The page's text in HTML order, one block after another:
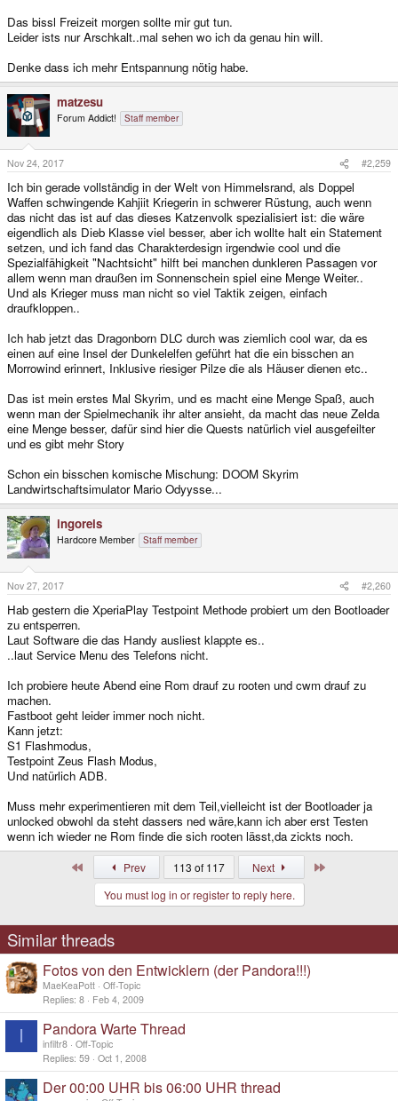
Das bissl Freizeit morgen sollte mir gut tun.
Leider ists nur Arschkalt..mal sehen wo ich da genau hin will.
Denke dass ich mehr Entspannung nötig habe.
matzesu
Forum Addict! Staff member
Nov 24, 2017 #2,259
Ich bin gerade vollständig in der Welt von Himmelsrand, als Doppel
Waffen schwingende Kahjiit Kriegerin in schwerer Rüstung, auch wenn
das nicht das ist auf das dieses Katzenvolk spezialisiert ist: die wäre
eigendlich als Dieb Klasse viel besser, aber ich wollte halt ein Statement
setzen, und ich fand das Charakterdesign irgendwie cool und die
Spezialfähigkeit "Nachtsicht" hilft bei manchen dunkleren Passagen vor
allem wenn man draußen im Sonnenschein spiel eine Menge Weiter..
Und als Krieger muss man nicht so viel Taktik zeigen, einfach
draufkloppen..
Ich hab jetzt das Dragonborn DLC durch was ziemlich cool war, da es
einen auf eine Insel der Dunkelelfen geführt hat die ein bisschen an
Morrowind erinnert, Inklusive riesiger Pilze die als Häuser dienen etc..
Das ist mein erstes Mal Skyrim, und es macht eine Menge Spaß, auch
wenn man der Spielmechanik ihr alter ansieht, da macht das neue Zelda
eine Menge besser, dafür sind hier die Quests natürlich viel ausgefeilter
und es gibt mehr Story
Schon ein bisschen komische Mischung: DOOM Skyrim
Landwirtschaftsimulator Mario Odyysse...
ingoreis
Hardcore Member Staff member
Nov 27, 2017 #2,260
Hab gestern die XperiaPlay Testpoint Methode probiert um den Bootloader
zu entsperren.
Laut Software die das Handy ausliest klappte es..
..laut Service Menu des Telefons nicht.
Ich probiere heute Abend eine Rom drauf zu rooten und cwm drauf zu
machen.
Fastboot geht leider immer noch nicht.
Kann jetzt:
S1 Flashmodus,
Testpoint Zeus Flash Modus,
Und natürlich ADB.
Muss mehr experimentieren mit dem Teil,vielleicht ist der Bootloader ja
unlocked obwohl da steht dassers ned wäre,kann ich aber erst Testen
wenn ich wieder ne Rom finde die sich rooten lässt,da zickts noch.
Prev 113 of 117 Next
You must log in or register to reply here.
Similar threads
Fotos von den Entwicklern (der Pandora!!!)
MaeKeaPott Off-Topic
Replies 8 Feb 4, 2009
I Pandora Warte Thread
infiltr8 Off-Topic
Replies 59 Oct 1, 2008
Der 00:00 UHR bis 06:00 UHR thread